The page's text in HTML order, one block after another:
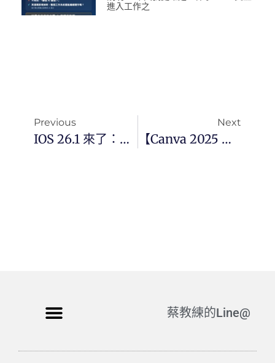
進入工作之
Previous
IOS 26.1 來了：Apple Intelligence 終於支援繁體中文！
Next
【Canva 2025 全面升級】從設計工具走向整合行銷系統的關鍵轉折
蔡教練的Line@